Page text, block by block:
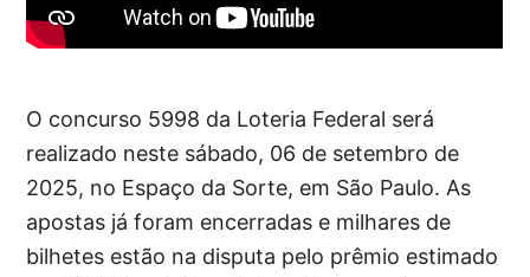
O concurso 5998 da Loteria Federal será
realizado neste sábado, 06 de setembro de
2025, no Espaço da Sorte, em São Paulo. As
apostas já foram encerradas e milhares de
bilhetes estão na disputa pelo prêmio estimado